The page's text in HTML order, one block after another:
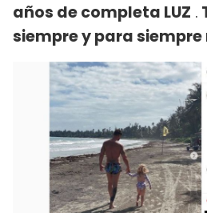
años de completa LUZ .
siempre y para